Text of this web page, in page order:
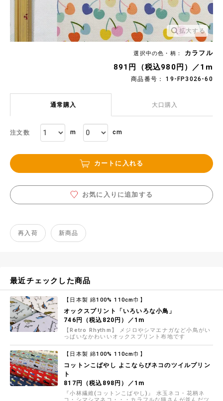
拡大する
選択中の色・柄： カラフル
891円（税込980円）／1m
商品番号： 19-FP3026-60
通常購入 大口購入
注文数 m cm
カートに入れる
お気に入りに追加する
再入荷 新商品
最近チェックした商品
【日本製 綿100% 110cm巾】
オックスプリント「いろいろな小鳥」
746円（税込820円）／1m
【Retro Rhythm】 メジロやシマエナガなど小鳥がい
っぱいなかわいいオックスプリント布地です
【日本製 綿100% 110cm巾】
コットンこばやし よこならびネコのツイルプリン
ト
817円（税込898円）／1m
『小林繊維(コットンこばやし)』 水玉ネコ・花柄ネ
コ・シマシマネコ・・・カラフルな猫さんが並んだツ